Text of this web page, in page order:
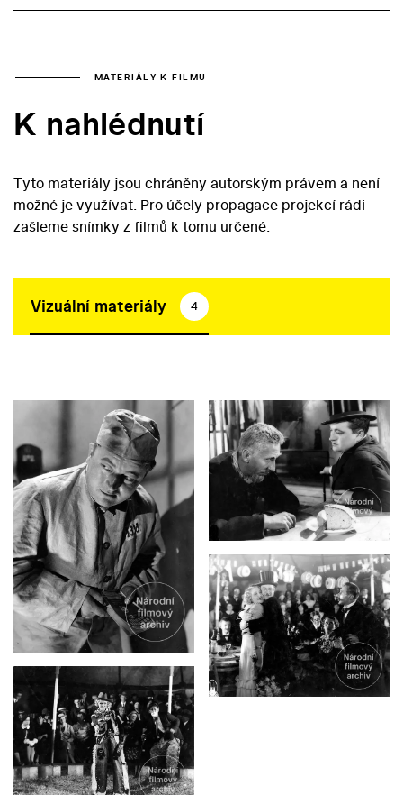
MATERIÁLY K FILMU
K nahlédnutí
Tyto materiály jsou chráněny autorským právem a není
možné je využívat. Pro účely propagace projekcí rádi
zašleme snímky z filmů k tomu určené.
Vizuální materiály 4